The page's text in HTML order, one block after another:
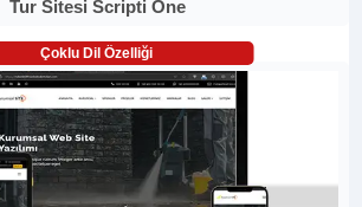
Tur Sitesi Scripti One
Çoklu Dil Özelliği